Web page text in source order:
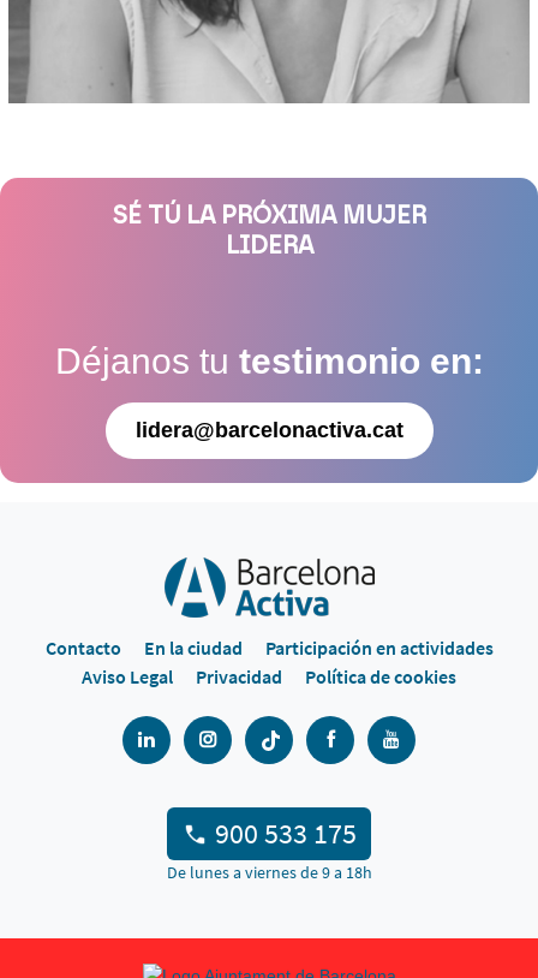
SÉ TÚ LA PRÓXIMA MUJER
LIDERA
Déjanos tu testimonio en:
lidera@barcelonactiva.cat
Contacto En la ciudad
Participación en actividades
Aviso Legal
Privacidad Política de cookies
900 533 175
De lunes a viernes de 9 a 18h